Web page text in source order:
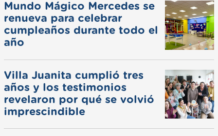
Mundo Mágico Mercedes se
renueva para celebrar
cumpleaños durante todo el
año
Villa Juanita cumplió tres
años y los testimonios
revelaron por qué se volvió
imprescindible